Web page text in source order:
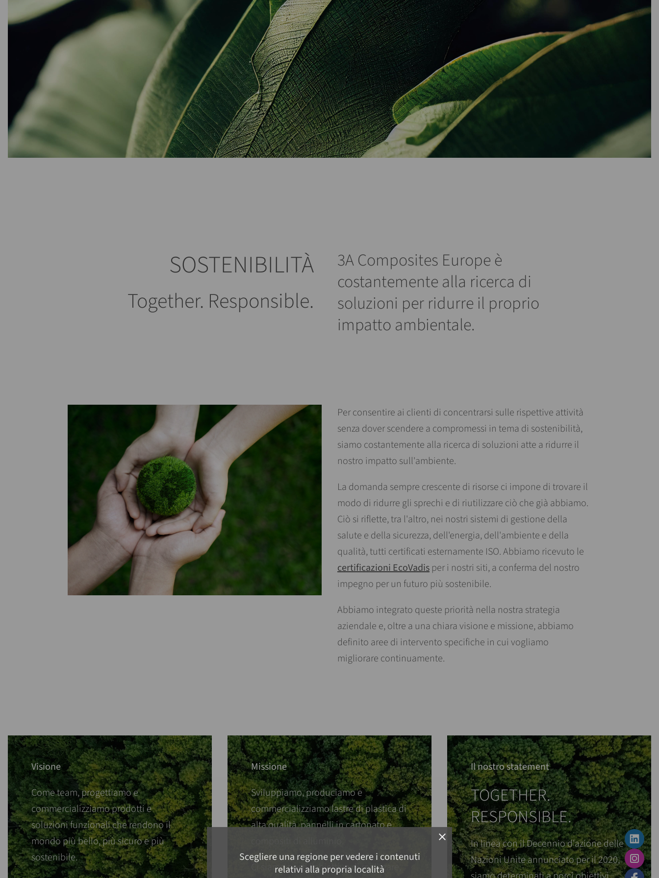
close
Scegliere una regione per vedere i contenuti
relativi alla propria località
SOSTENIBILITÀ
Together. Responsible.
3A Composites Europe è
costantemente alla ricerca di
soluzioni per ridurre il proprio
impatto ambientale.
Per consentire ai clienti di concentrarsi sulle rispettive attività
senza dover scendere a compromessi in tema di sostenibilità,
siamo costantemente alla ricerca di soluzioni atte a ridurre il
nostro impatto sull'ambiente.
La domanda sempre crescente di risorse ci impone di trovare il
modo di ridurre gli sprechi e di riutilizzare ciò che già abbiamo.
Ciò si riflette, tra l'altro, nei nostri sistemi di gestione della
salute e della sicurezza, dell'energia, dell'ambiente e della
qualità, tutti certificati esternamente ISO. Abbiamo ricevuto le
certificazioni EcoVadis per i nostri siti, a conferma del nostro
impegno per un futuro più sostenibile.
Abbiamo integrato queste priorità nella nostra strategia
aziendale e, oltre a una chiara visione e missione, abbiamo
definito aree di intervento specifiche in cui vogliamo
migliorare continuamente.
Visione
Come team, progettiamo e
commercializziamo prodotti e
soluzioni funzionali che rendono il
mondo più bello, più sicuro e più
sostenibile.
Missione
Sviluppiamo, produciamo e
commercializziamo lastre di plastica di
alta qualità, pannelli in cartonato e
Ci siamo posti l'obiettivo di realizzare,
Il nostro statement
TOGETHER.
RESPONSIBLE.
In linea con il Decennio d'azione delle
Nazioni Unite annunciato per il 2020,